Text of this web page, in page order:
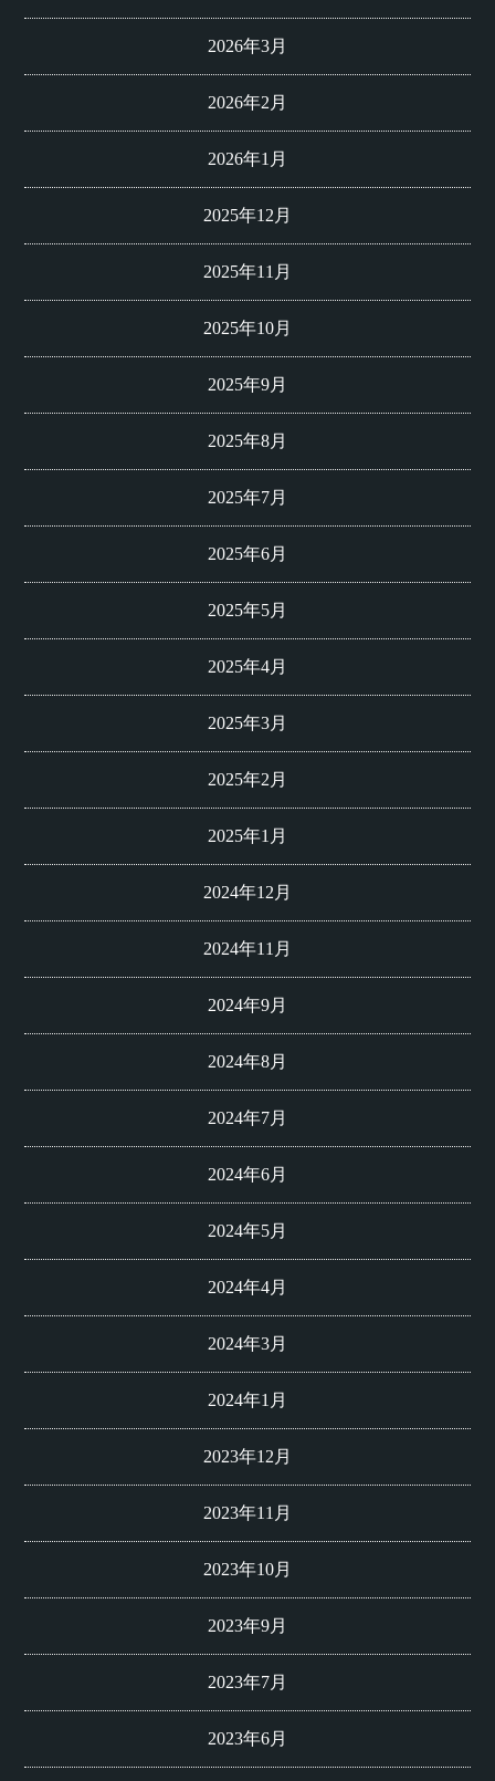
2026年3月
2026年2月
2026年1月
2025年12月
2025年11月
2025年10月
2025年9月
2025年8月
2025年7月
2025年6月
2025年5月
2025年4月
2025年3月
2025年2月
2025年1月
2024年12月
2024年11月
2024年9月
2024年8月
2024年7月
2024年6月
2024年5月
2024年4月
2024年3月
2024年1月
2023年12月
2023年11月
2023年10月
2023年9月
2023年7月
2023年6月